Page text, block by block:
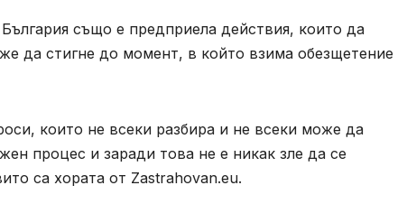
също е предприела действия, които да
да стигне до момент, в който взима обезщетение
които не всеки разбира и не всеки може да
процес и заради това не е никак зле да се
са хората от Zastrahovan.eu.